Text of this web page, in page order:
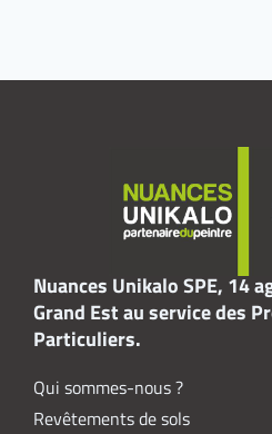
Nuances Unikalo SPE, 14
Grand Est au service des
Particuliers.
Qui sommes-nous ?
Revêtements de sols